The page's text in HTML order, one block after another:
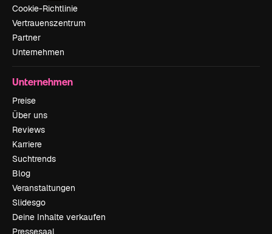
Cookie-Richtlinie
Vertrauenszentrum
Partner
Unternehmen
Unternehmen
Preise
Über uns
Reviews
Karriere
Suchtrends
Blog
Veranstaltungen
Slidesgo
Deine Inhalte verkaufen
Pressesaal